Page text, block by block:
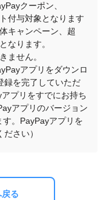
クーポン、
付与対象となります
キャンペーン、超
なります。
ません。
アプリをダウンロ
録を完了していただ
プリをすでにお持ち
アプリのバージョン
。PayPayアプリを
さい）
る